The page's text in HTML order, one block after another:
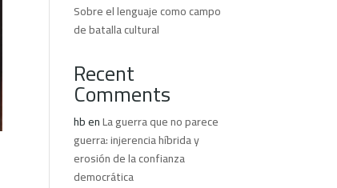
Sobre el lenguaje como campo
de batalla cultural
Recent
Comments
hbenLa guerra que no parece
guerra: injerencia híbrida y
erosión de la confianza
democrática